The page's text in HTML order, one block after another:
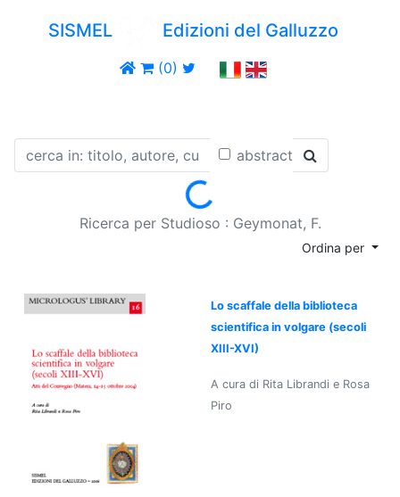
SISMEL Edizioni del Galluzzo
(0)
abstract
Loading...
Ricerca per Studioso : Geymonat, F.
Ordina per
Lo scaffale della biblioteca
scientifica in volgare (secoli
XIII-XVI)
A cura di Rita Librandi e Rosa
Piro